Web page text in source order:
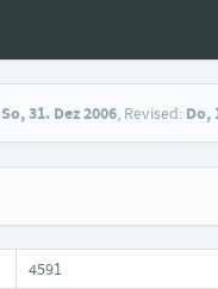
So, 31. Dez 2006, Revised: Do,
4591